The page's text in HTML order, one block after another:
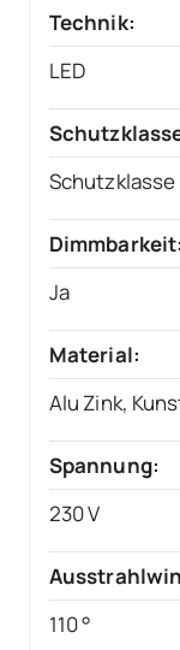
Technik:
LED
Schutzklasse
Dimmbarkeit:
Ja
Material:
Alu Zink,
Spannung:
230 V
110 °